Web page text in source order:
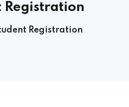
Registration
Registration